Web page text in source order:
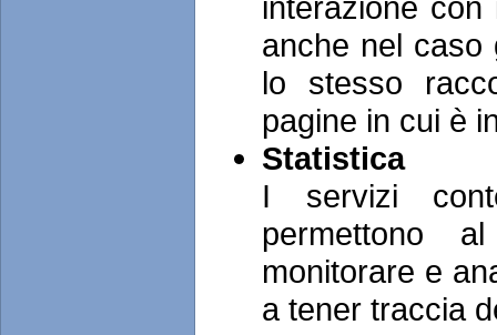
anche nel caso
lo stesso
pagine in cui è
I servizi
permettono
monitorare e
a tener traccia